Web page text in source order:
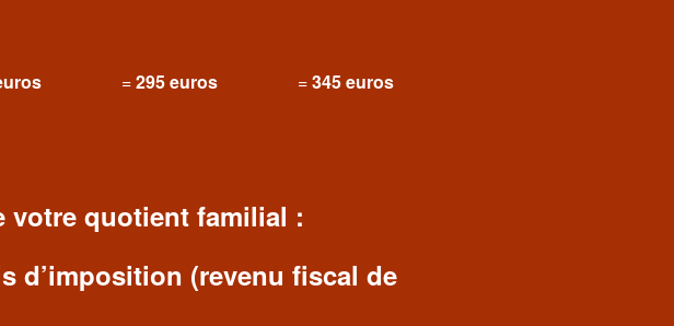
=295 euros =345 euros
votre quotient familial :
d’imposition (revenu fiscal de